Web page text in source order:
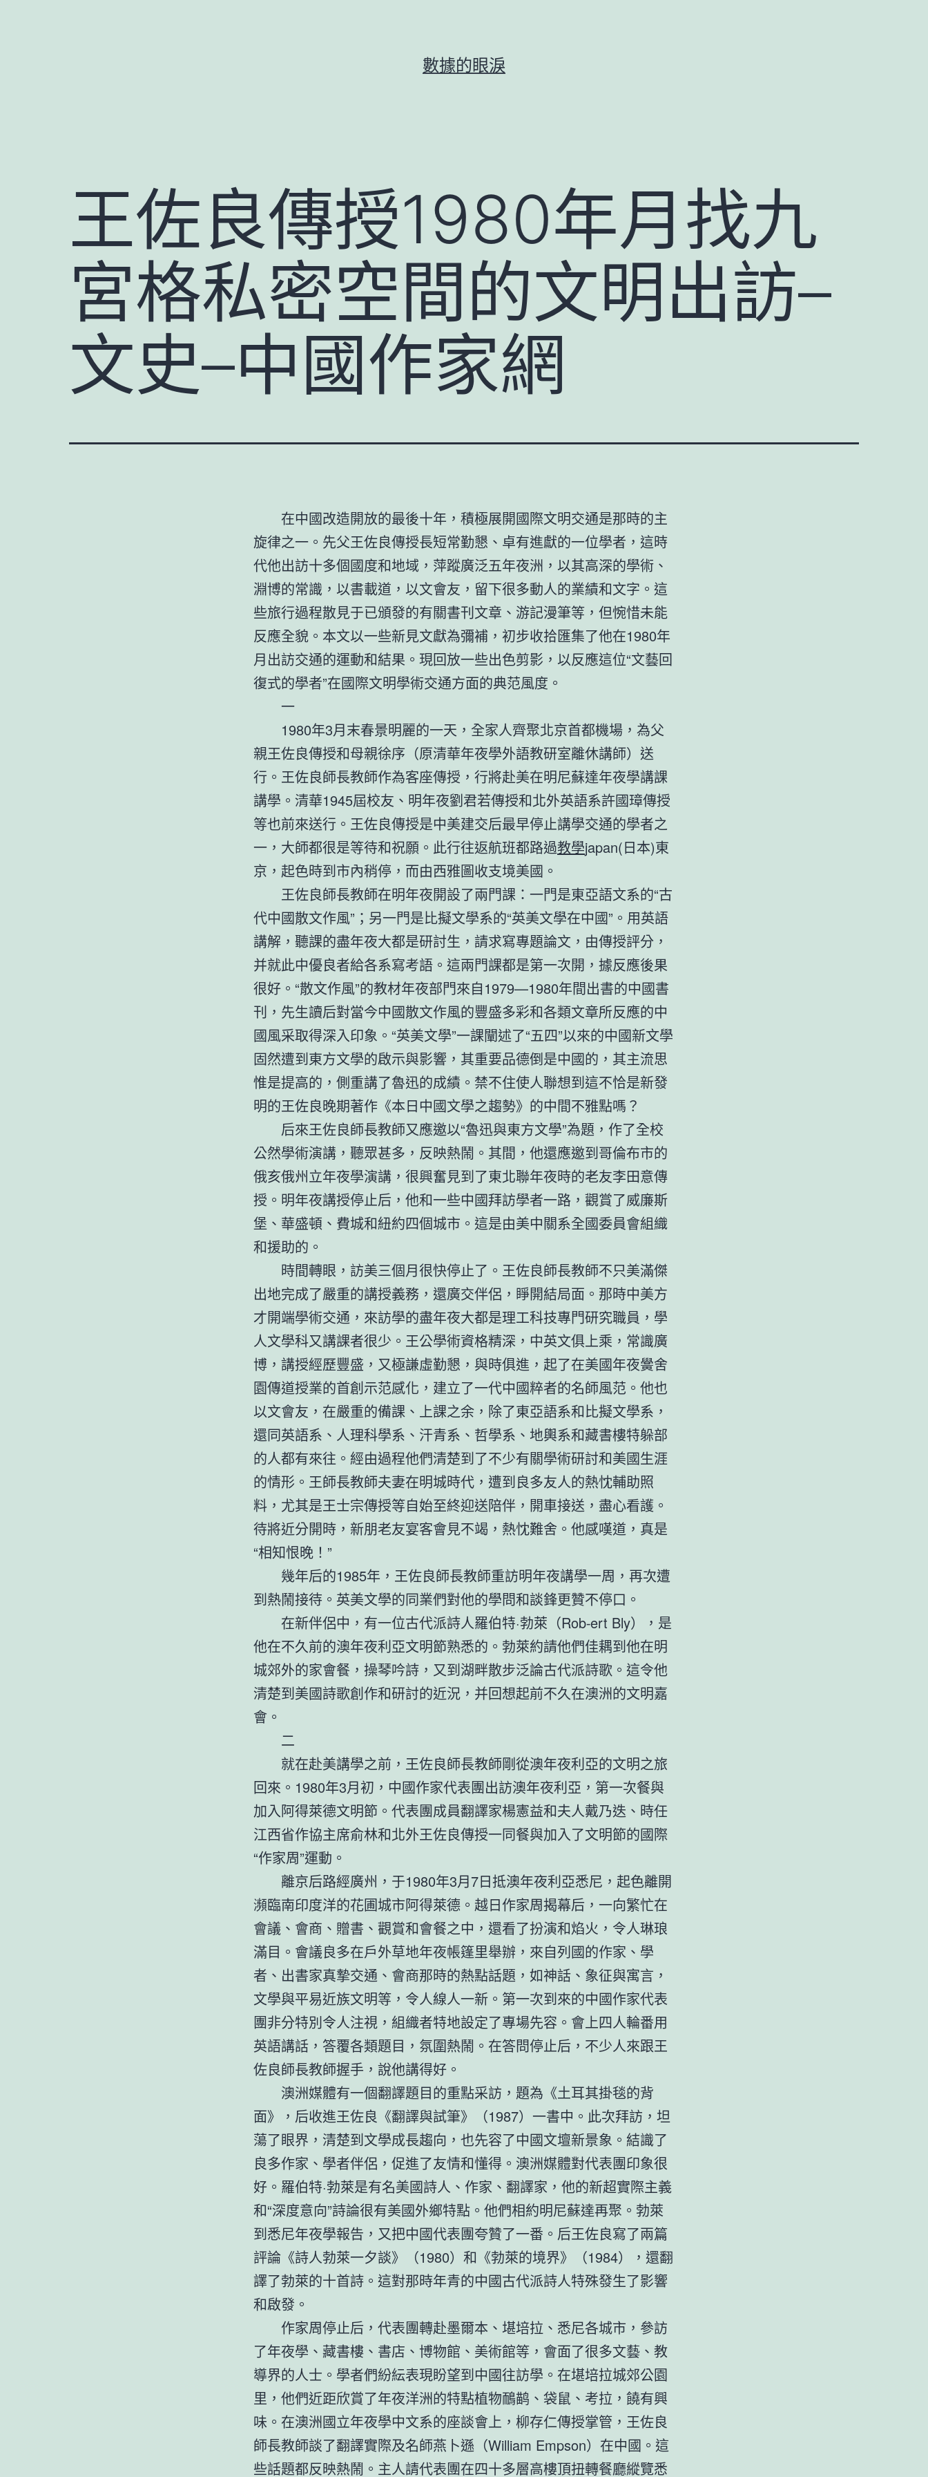
數據的眼淚
王佐良傳授1980年月找九
宮格私密空間的文明出訪–
文史–中國作家網
在中國改造開放的最後十年，積極展開國際文明交通是那時的主
旋律之一。先父王佐良傳授長短常勤懇、卓有進獻的一位學者，這時
代他出訪十多個國度和地域，萍蹤廣泛五年夜洲，以其高深的學術、
淵博的常識，以書載道，以文會友，留下很多動人的業績和文字。這
些旅行過程散見于已頒發的有關書刊文章、游記漫筆等，但惋惜未能
反應全貌。本文以一些新見文獻為彌補，初步收拾匯集了他在1980年
月出訪交通的運動和結果。現回放一些出色剪影，以反應這位“文藝回
復式的學者”在國際文明學術交通方面的典范風度。
一
1980年3月末春景明麗的一天，全家人齊聚北京首都機場，為父
親王佐良傳授和母親徐序（原清華年夜學外語教研室離休講師）送
行。王佐良師長教師作為客座傳授，行將赴美在明尼蘇達年夜學講課
講學。清華1945屆校友、明年夜劉君若傳授和北外英語系許國璋傳授
等也前來送行。王佐良傳授是中美建交后最早停止講學交通的學者之
一，大師都很是等待和祝願。此行往返航班都路過教學japan(日本)東
京，起色時到市內稍停，而由西雅圖收支境美國。
王佐良師長教師在明年夜開設了兩門課：一門是東亞語文系的“古
代中國散文作風”；另一門是比擬文學系的“英美文學在中國”。用英語
講解，聽課的盡年夜大都是研討生，請求寫專題論文，由傳授評分，
并就此中優良者給各系寫考語。這兩門課都是第一次開，據反應後果
很好。“散文作風”的教材年夜部門來自1979—1980年間出書的中國書
刊，先生讀后對當今中國散文作風的豐盛多彩和各類文章所反應的中
國風采取得深入印象。“英美文學”一課闡述了“五四”以來的中國新文學
固然遭到東方文學的啟示與影響，其重要品德倒是中國的，其主流思
惟是提高的，側重講了魯迅的成績。禁不住使人聯想到這不恰是新發
明的王佐良晚期著作《本日中國文學之趨勢》的中間不雅點嗎？
后來王佐良師長教師又應邀以“魯迅與東方文學”為題，作了全校
公然學術演講，聽眾甚多，反映熱鬧。其間，他還應邀到哥倫布市的
俄亥俄州立年夜學演講，很興奮見到了東北聯年夜時的老友李田意傳
授。明年夜講授停止后，他和一些中國拜訪學者一路，觀賞了威廉斯
堡、華盛頓、費城和紐約四個城市。這是由美中關系全國委員會組織
和援助的。
時間轉眼，訪美三個月很快停止了。王佐良師長教師不只美滿傑
出地完成了嚴重的講授義務，還廣交伴侶，睜開結局面。那時中美方
才開端學術交通，來訪學的盡年夜大都是理工科技專門研究職員，學
人文學科又講課者很少。王公學術資格精深，中英文俱上乘，常識廣
博，講授經歷豐盛，又極謙虛勤懇，與時俱進，起了在美國年夜黌舍
園傳道授業的首創示范感化，建立了一代中國粹者的名師風范。他也
以文會友，在嚴重的備課、上課之余，除了東亞語系和比擬文學系，
還同英語系、人理科學系、汗青系、哲學系、地輿系和藏書樓特躲部
的人都有來往。經由過程他們清楚到了不少有關學術研討和美國生涯
的情形。王師長教師夫妻在明城時代，遭到良多友人的熱忱輔助照
料，尤其是王士宗傳授等自始至終迎送陪伴，開車接送，盡心看護。
待將近分開時，新朋老友宴客會見不竭，熱忱難舍。他感嘆道，真是
“相知恨晚！”
幾年后的1985年，王佐良師長教師重訪明年夜講學一周，再次遭
到熱鬧接待。英美文學的同業們對他的學問和談鋒更贊不停口。
在新伴侶中，有一位古代派詩人羅伯特·勃萊（Rob⁃ert Bly），是
他在不久前的澳年夜利亞文明節熟悉的。勃萊約請他們佳耦到他在明
城郊外的家會餐，操琴吟詩，又到湖畔散步泛論古代派詩歌。這令他
清楚到美國詩歌創作和研討的近況，并回想起前不久在澳洲的文明嘉
會。
二
就在赴美講學之前，王佐良師長教師剛從澳年夜利亞的文明之旅
回來。1980年3月初，中國作家代表團出訪澳年夜利亞，第一次餐與
加入阿得萊德文明節。代表團成員翻譯家楊憲益和夫人戴乃迭、時任
江西省作協主席俞林和北外王佐良傳授一同餐與加入了文明節的國際
“作家周”運動。
離京后路經廣州，于1980年3月7日抵澳年夜利亞悉尼，起色離開
瀕臨南印度洋的花圃城市阿得萊德。越日作家周揭幕后，一向繁忙在
會議、會商、贈書、觀賞和會餐之中，還看了扮演和焰火，令人琳琅
滿目。會議良多在戶外草地年夜帳篷里舉辦，來自列國的作家、學
者、出書家真摯交通、會商那時的熱點話題，如神話、象征與寓言，
文學與平易近族文明等，令人線人一新。第一次到來的中國作家代表
團非分特別令人注視，組織者特地設定了專場先容。會上四人輪番用
英語講話，答覆各類題目，氛圍熱鬧。在答問停止后，不少人來跟王
佐良師長教師握手，說他講得好。
澳洲媒體有一個翻譯題目的重點采訪，題為《土耳其掛毯的背
面》，后收進王佐良《翻譯與試筆》（1987）一書中。此次拜訪，坦
蕩了眼界，清楚到文學成長趨向，也先容了中國文壇新景象。結識了
良多作家、學者伴侶，促進了友情和懂得。澳洲媒體對代表團印象很
好。羅伯特·勃萊是有名美國詩人、作家、翻譯家，他的新超實際主義
和“深度意向”詩論很有美國外鄉特點。他們相約明尼蘇達再聚。勃萊
到悉尼年夜學報告，又把中國代表團夸贊了一番。后王佐良寫了兩篇
評論《詩人勃萊一夕談》（1980）和《勃萊的境界》（1984），還翻
譯了勃萊的十首詩。這對那時年青的中國古代派詩人特殊發生了影響
和啟發。
作家周停止后，代表團轉赴墨爾本、堪培拉、悉尼各城市，參訪
了年夜學、藏書樓、書店、博物館、美術館等，會面了很多文藝、教
導界的人士。學者們紛紜表現盼望到中國往訪學。在堪培拉城郊公園
里，他們近距欣賞了年夜洋洲的特點植物鴯鹋、袋鼠、考拉，饒有興
味。在澳洲國立年夜學中文系的座談會上，柳存仁傳授掌管，王佐良
師長教師談了翻譯實際及名師燕卜遜（William Empson）在中國。這
些話題都反映熱鬧。主人請代表團在四十多層高樓頂扭轉餐廳縱覽悉